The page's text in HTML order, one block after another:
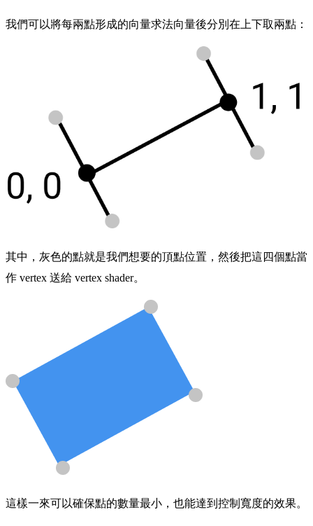
我們可以將每兩點形成的向量求法向量後分別在上下取兩點：
其中，灰色的點就是我們想要的頂點位置，然後把這四個點當
作 vertex 送給 vertex shader。
這樣一來可以確保點的數量最小，也能達到控制寬度的效果。